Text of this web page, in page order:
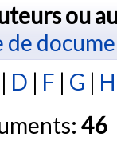
ou
de
| D | F | G | H
46